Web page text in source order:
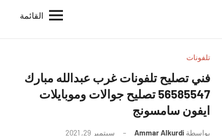
الكويت
للاعلانات
بالكويت
القائمة
تلفونات
فني تصليح تلفونات غرب عبدالله مبارك
56585547 تصليح جوالات وموبايلات
ايفون سامسونج
بواسطة Ammar Alkurdi سبتمبر 29, 2021